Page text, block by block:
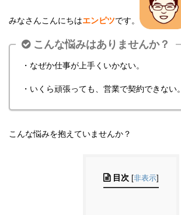
みなさんこんにちはエンピツです。
こんな悩みはありませんか？
・なぜか仕事が上手くいかない。
・いくら頑張っても、営業で契約できない。
こんな悩みを抱えていませんか？
目次 [非表示]